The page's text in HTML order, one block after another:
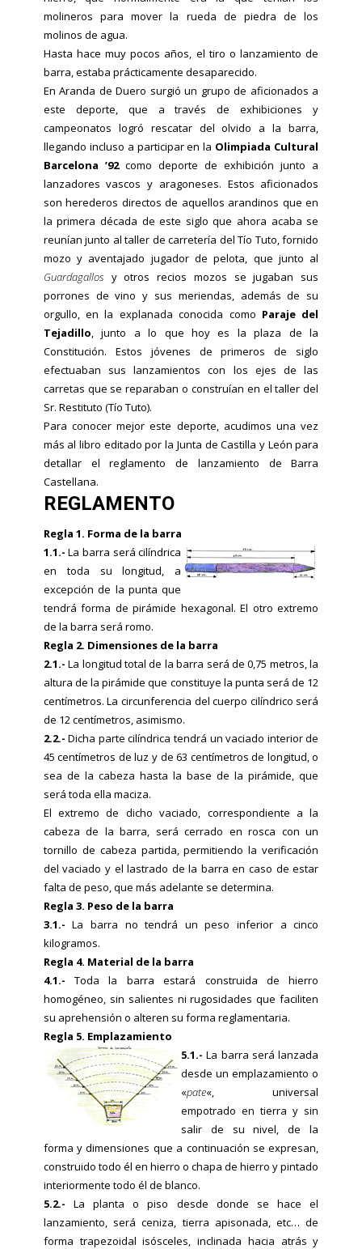
molineros para mover la rueda de piedra de los
molinos de agua.
Hasta hace muy pocos años, el tiro o lanzamiento de
barra, estaba prácticamente desaparecido.
En Aranda de Duero surgió un grupo de aficionados a
este deporte, que a través de exhibiciones y
campeonatos logró rescatar del olvido a la barra,
llegando incluso a participar en la Olimpiada Cultural
Barcelona ’92como deporte de exhibición junto a
lanzadores vascos y aragoneses. Estos aficionados
son herederos directos de aquellos arandinos que en
la primera década de este siglo que ahora acaba se
reunían junto al taller de carretería del Tío Tuto, fornido
mozo y aventajado jugador de pelota, que junto al
Guardagallos y otros recios mozos se jugaban sus
porrones de vino y sus meriendas, además de su
orgullo, en la explanada conocida como Paraje del
Tejadillo, junto a lo que hoy es la plaza de la
Constitución. Estos jóvenes de primeros de siglo
efectuaban sus lanzamientos con los ejes de las
carretas que se reparaban o construían en el taller del
Sr. Restituto (Tío Tuto).
Para conocer mejor este deporte, acudimos una vez
más al libro editado por la Junta de Castilla y León para
detallar el reglamento de lanzamiento de Barra
Castellana.
REGLAMENTO
Regla 1. Forma de la barra
1.1.- La barra será cilíndrica
en toda su longitud, a
excepción de la punta que
tendrá forma de pirámide hexagonal. El otro extremo
de la barra será romo.
Regla 2. Dimensiones de la barra
2.1.- La longitud total de la barra será de 0,75 metros, la
altura de la pirámide que constituye la punta será de 12
centímetros. La circunferencia del cuerpo cilíndrico será
de 12 centímetros, asimismo.
2.2.- Dicha parte cilíndrica tendrá un vaciado interior de
45 centímetros de luz y de 63 centímetros de longitud, o
sea de la cabeza hasta la base de la pirámide, que
será toda ella maciza.
El extremo de dicho vaciado, correspondiente a la
cabeza de la barra, será cerrado en rosca con un
tornillo de cabeza partida, permitiendo la verificación
del vaciado y el lastrado de la barra en caso de estar
falta de peso, que más adelante se determina.
Regla 3. Peso de la barra
3.1.- La barra no tendrá un peso inferior a cinco
kilogramos.
Regla 4. Material de la barra
4.1.- Toda la barra estará construida de hierro
homogéneo, sin salientes ni rugosidades que faciliten
su aprehensión o alteren su forma reglamentaria.
Regla 5. Emplazamiento
5.1.-La barra será lanzada
desde un emplazamiento o
«pate«, universal
empotrado en tierra y sin
salir de su nivel, de la
forma y dimensiones que a continuación se expresan,
construido todo él en hierro o chapa de hierro y pintado
interiormente todo él de blanco.
5.2.- La planta o piso desde donde se hace el
lanzamiento, será ceniza, tierra apisonada, etc… de
forma trapezoidal isósceles, inclinada hacia atrás y